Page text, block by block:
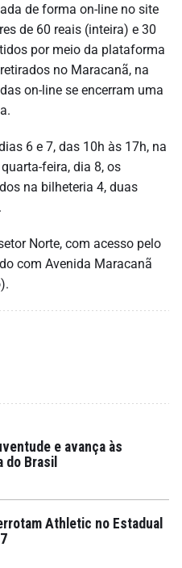
de forma on-line no site
de 60 reais (inteira) e 30
por meio da plataforma
no Maracanã, na
on-line se encerram uma
6 e 7, das 10h às 17h, na
feira, dia 8, os
na bilheteria 4, duas
Norte, com acesso pelo
com Avenida Maracanã
e avança às
do Brasil
Athletic no Estadual